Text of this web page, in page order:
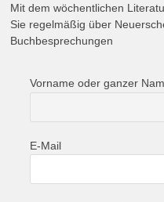
Mit dem wöchentlichen
Sie regelmäßig über
Buchbesprechungen
Vorname oder ganzer
E-Mail